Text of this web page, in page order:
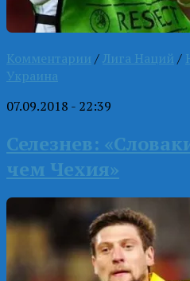
Комментарии /Лига Наций /
Украина
07.09.2018 - 22:39
Селезнев:
чем Чехия»